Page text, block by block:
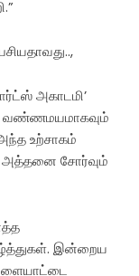
அகாடமி’
வண்ணமயமாகவும்
உற்சாகம்
அத்தனை சோர்வும்
இன்றைய